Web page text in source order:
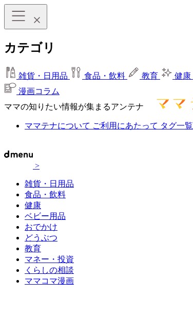
カテゴリ
雑貨・日用品 食品・飲料 教育 健康
漫画コラム
ママの知りたい情報が集まるアンテナ
ママテナについて ご利用にあたって タグ一覧
>
雑貨・日用品
食品・飲料
健康
ベビー用品
おでかけ
どうぶつ
教育
マネー・投資
くらしの相談
ママコマ漫画